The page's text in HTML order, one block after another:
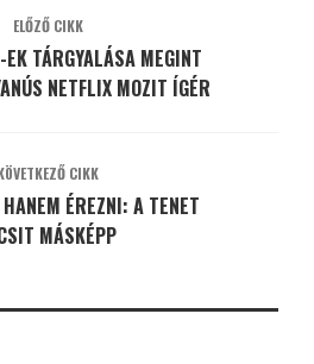
ELŐZŐ CIKK
TÁRGYALÁSA MEGINT
NETFLIX MOZIT ÍGÉR
CIKK
ÉREZNI: A TENET
MÁSKÉPP